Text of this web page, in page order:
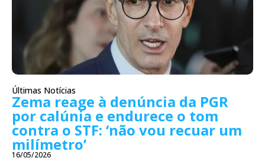
Últimas Notícias
Zema reage à denúncia da PGR
por calúnia e endurece o tom
contra o STF: ‘não vou recuar um
milímetro’
16/05/2026